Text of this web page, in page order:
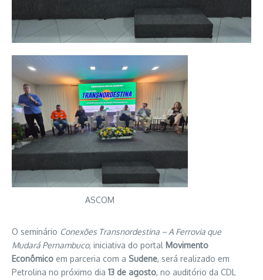
ASCOM
O seminário Conexões Transnordestina – A Ferrovia que
Mudará Pernambuco, iniciativa do portal Movimento
Econômico em parceria com a Sudene, será realizado em
Petrolina no próximo dia 13 de agosto, no auditório da CDL